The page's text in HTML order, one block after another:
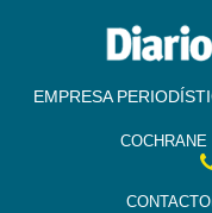
EMPRESA